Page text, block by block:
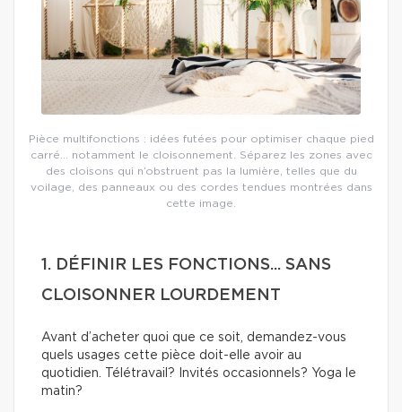
Pièce multifonctions : idées futées pour optimiser chaque pied
carré… notamment le cloisonnement. Séparez les zones avec
des cloisons qui n’obstruent pas la lumière, telles que du
voilage, des panneaux ou des cordes tendues montrées dans
cette image.
1. DÉFINIR LES FONCTIONS... SANS
CLOISONNER LOURDEMENT
Avant d’acheter quoi que ce soit, demandez-vous
quels usages cette pièce doit-elle avoir au
quotidien. Télétravail? Invités occasionnels? Yoga le
matin?